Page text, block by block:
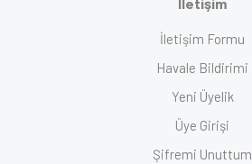
İletişim Formu
Havale Bildirimi
Yeni Üyelik
Üye Girişi
Şifremi Unuttum